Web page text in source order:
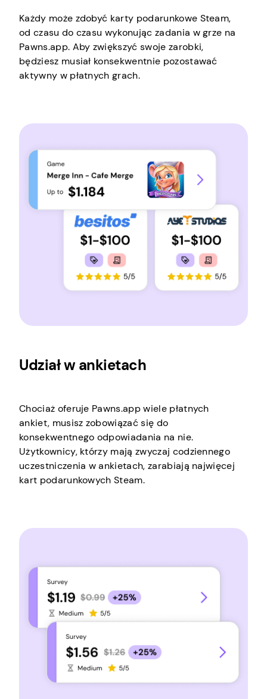
Każdy może zdobyć karty podarunkowe Steam,
od czasu do czasu wykonując zadania w grze na
Pawns.app. Aby zwiększyć swoje zarobki,
będziesz musiał konsekwentnie pozostawać
aktywny w płatnych grach.
Udział w ankietach
Chociaż oferuje Pawns.app wiele płatnych
ankiet, musisz zobowiązać się do
konsekwentnego odpowiadania na nie.
Użytkownicy, którzy mają zwyczaj codziennego
uczestniczenia w ankietach, zarabiają najwięcej
kart podarunkowych Steam.